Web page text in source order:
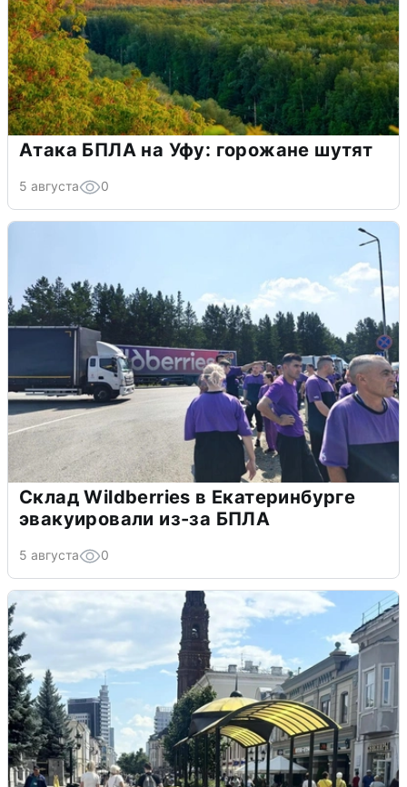
Атака БПЛА на Уфу: горожане шутят
5 августа 0
Склад Wildberries в Екатеринбурге
эвакуировали из-за БПЛА
5 августа 0